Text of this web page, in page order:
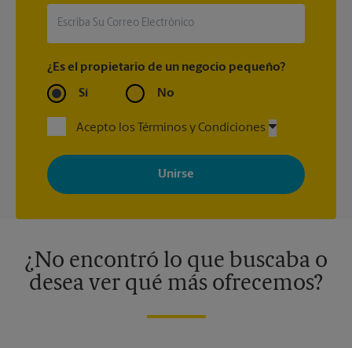
¿Es el propietario de un negocio pequeño?
Sí No
Acepto los Términos y Condiciones
Al registrarse, acepta recibir correos electrónicos de The UPS
Store con noticias, ofertas especiales, promociones y mensajes
adaptados a sus intereses. Puede darse de baja en cualquier
momento. Para más información, consulte nuestra política de
¿No encontró lo que buscaba o
desea ver qué más ofrecemos?